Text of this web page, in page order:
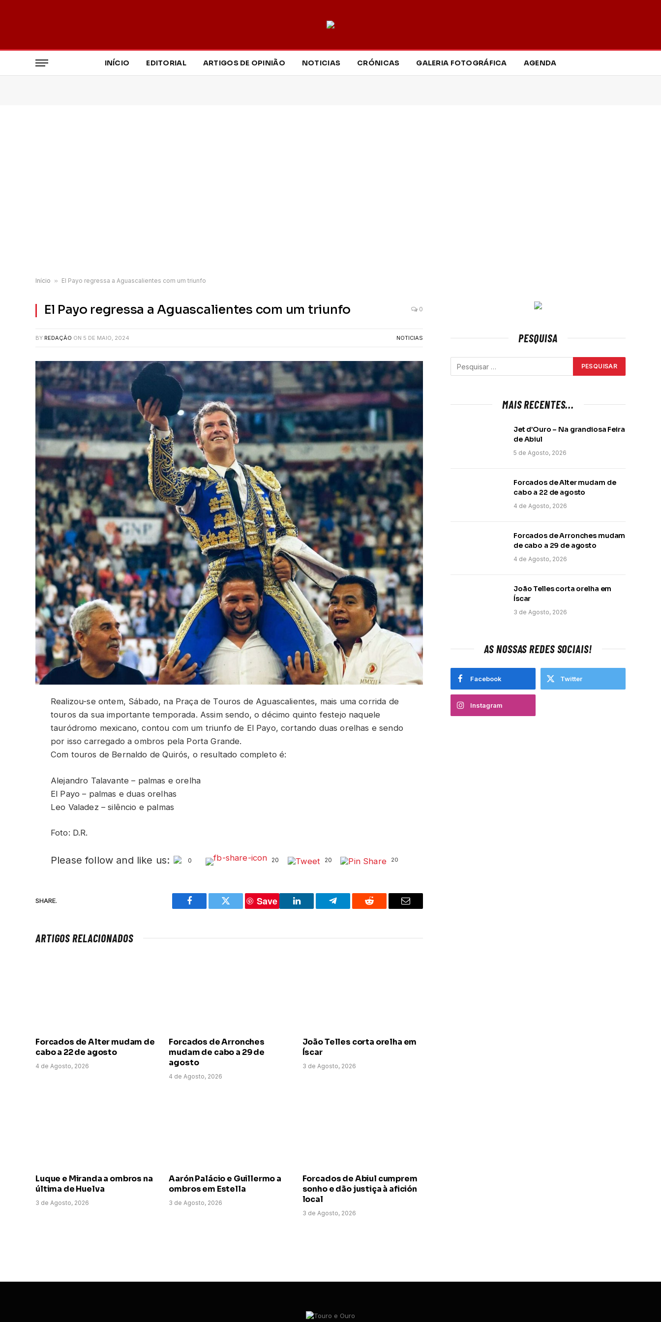
INÍCIO EDITORIAL ARTIGOS DE OPINIÃO NOTICIAS CRÓNICAS GALERIA FOTOGRÁFICA AGENDA
Início » El Payo regressa a Aguascalientes com um triunfo
El Payo regressa a Aguascalientes com um triunfo 0
BY REDAÇÃO ON 5 DE MAIO, 2024 NOTICIAS
Realizou-se ontem, Sábado, na Praça de Touros de Aguascalientes, mais uma corrida de
touros da sua importante temporada. Assim sendo, o décimo quinto festejo naquele
tauródromo mexicano, contou com um triunfo de El Payo, cortando duas orelhas e sendo
por isso carregado a ombros pela Porta Grande.
Com touros de Bernaldo de Quirós, o resultado completo é:
Alejandro Talavante – palmas e orelha
El Payo – palmas e duas orelhas
Leo Valadez – silêncio e palmas
Foto: D.R.
Please follow and like us: 0 20 20 20
SHARE.
Facebook Twitter
Save
LinkedIn Telegram Reddit Email
ARTIGOS RELACIONADOS
Forcados de Alter mudam de
cabo a 22 de agosto
4 de Agosto, 2026
Forcados de Arronches
mudam de cabo a 29 de
agosto
4 de Agosto, 2026
João Telles corta orelha em
Íscar
3 de Agosto, 2026
Luque e Miranda a ombros na
última de Huelva
3 de Agosto, 2026
Aarón Palácio e Guillermo a
ombros em Estella
3 de Agosto, 2026
Forcados de Abiul cumprem
sonho e dão justiça à afición
local
3 de Agosto, 2026
PESQUISA
MAIS RECENTES...
Jet d’Ouro – Na grandiosa Feira
de Abiul
5 de Agosto, 2026
Forcados de Alter mudam de
cabo a 22 de agosto
4 de Agosto, 2026
Forcados de Arronches mudam
de cabo a 29 de agosto
4 de Agosto, 2026
João Telles corta orelha em
Íscar
3 de Agosto, 2026
AS NOSSAS REDES SOCIAIS!
Facebook Twitter
Instagram